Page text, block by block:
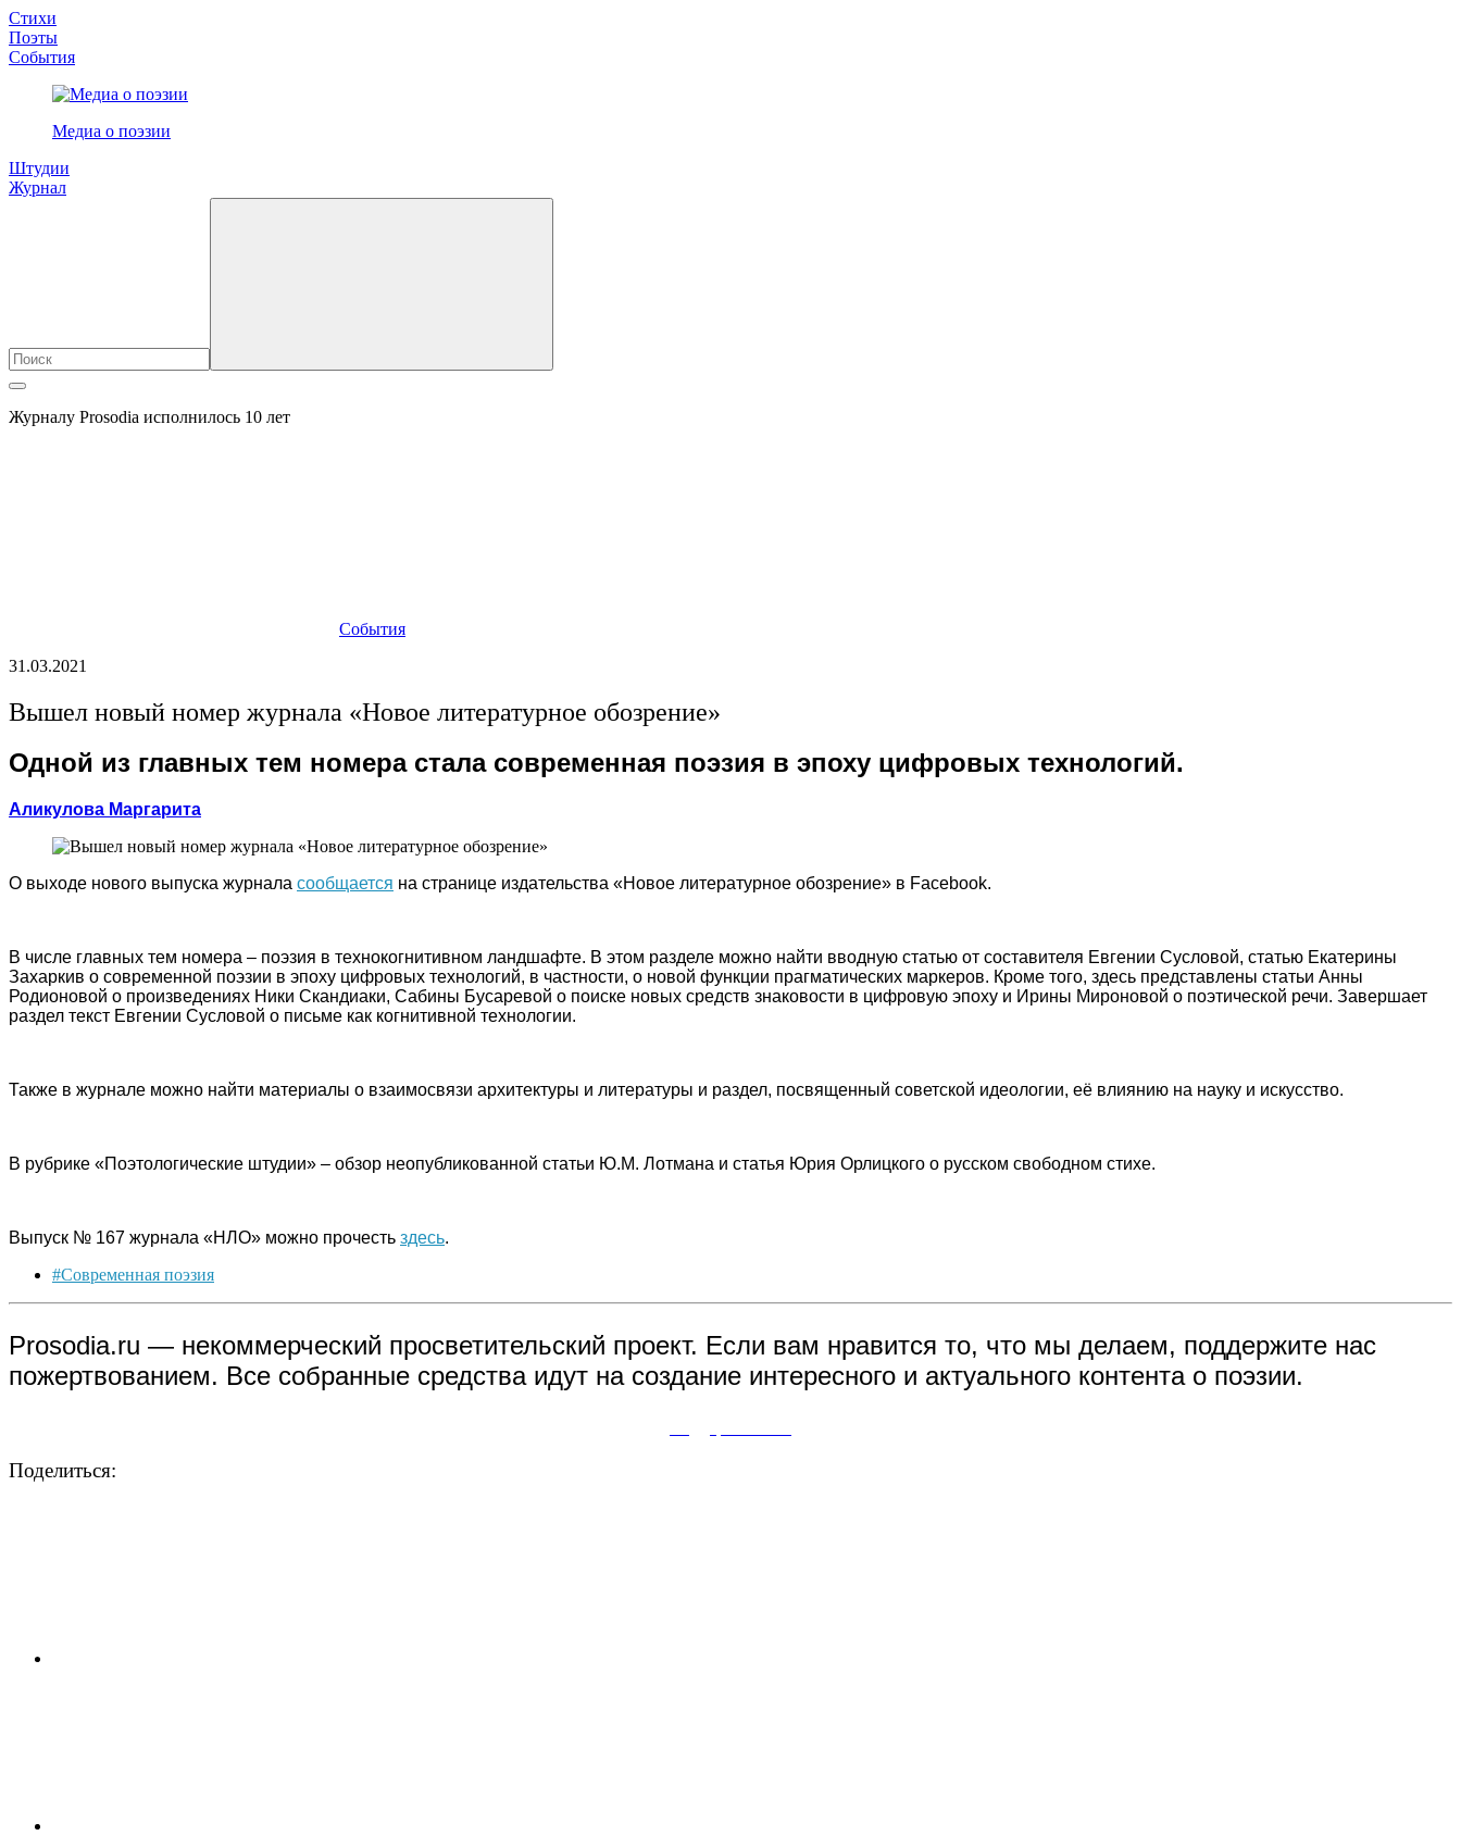
Стихи
Поэты
События
Медиа о поэзии
Штудии
Журнал
Журналу Prosodia исполнилось 10 лет
События
31.03.2021
Вышел новый номер журнала «Новое литературное обозрение»
Одной из главных тем номера стала современная поэзия в эпоху цифровых технологий.
Аликулова Маргарита
О выходе нового выпуска журнала сообщается на странице издательства «Новое литературное обозрение» в Facebook.
В числе главных тем номера – поэзия в технокогнитивном ландшафте. В этом разделе можно найти вводную статью от составителя Евгении Сусловой, статью Екатерины
Захаркив о современной поэзии в эпоху цифровых технологий, в частности, о новой функции прагматических маркеров. Кроме того, здесь представлены статьи Анны
Родионовой о произведениях Ники Скандиаки, Сабины Бусаревой о поиске новых средств знаковости в цифровую эпоху и Ирины Мироновой о поэтической речи. Завершает
раздел текст Евгении Сусловой о письме как когнитивной технологии.
Также в журнале можно найти материалы о взаимосвязи архитектуры и литературы и раздел, посвященный советской идеологии, её влиянию на науку и искусство.
В рубрике «Поэтологические штудии» – обзор неопубликованной статьи Ю.М. Лотмана и статья Юрия Орлицкого о русском свободном стихе.
Выпуск № 167 журнала «НЛО» можно прочесть здесь.
#Современная поэзия
Prosodia.ru — некоммерческий просветительский проект. Если вам нравится то, что мы делаем, поддержите нас
пожертвованием. Все собранные средства идут на создание интересного и актуального контента о поэзии.
Поделиться: